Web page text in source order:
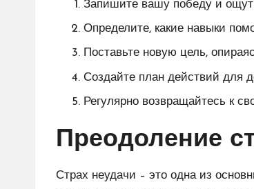
Запишите вашу победу и
Определите, какие навыки
Поставьте новую цель,
Создайте план действий для
Регулярно возвращайтесь к
Преодоление
Страх неудачи – это одна из